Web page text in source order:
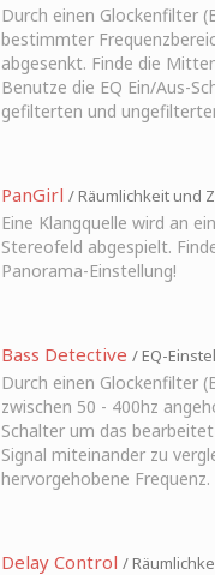
Durch einen Glockenfilter
bestimmter
abgesenkt. Finde die
Benutze die EQ Ein/Aus-
gefilterten und
PanGirl / Räumlichkeit und
Eine Klangquelle wird an
Stereofeld abgespielt.
Panorama-Einstellung!
Bass Detective / EQ-
Durch einen Glockenfilter
zwischen 50 - 400hz
Schalter um das
Signal miteinander zu
hervorgehobene Frequenz.
Delay Control /